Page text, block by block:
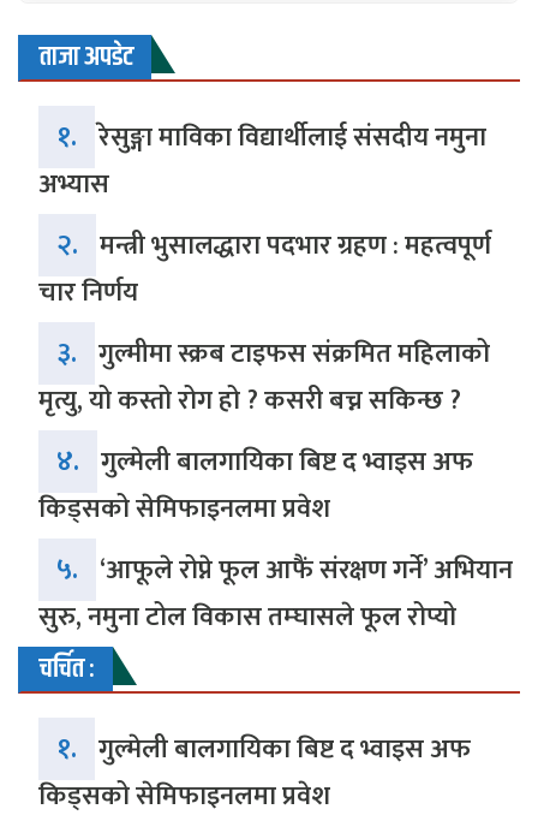
ताजा अपडेट
१. रेसुङ्गा माविका विद्यार्थीलाई संसदीय नमुना
अभ्यास
२. मन्त्री भुसालद्धारा पदभार ग्रहण : महत्वपूर्ण
चार निर्णय
३. गुल्मीमा स्क्रब टाइफस संक्रमित महिलाको
मृत्यु, यो कस्तो रोग हो ? कसरी बच्न सकिन्छ ?
४. गुल्मेली बालगायिका बिष्ट द भ्वाइस अफ
किड्सको सेमिफाइनलमा प्रवेश
५. ‘आफूले रोप्ने फूल आफैं संरक्षण गर्ने’ अभियान
सुरु, नमुना टोल विकास तम्घासले फूल रोप्यो
चर्चित :
१. गुल्मेली बालगायिका बिष्ट द भ्वाइस अफ
किड्सको सेमिफाइनलमा प्रवेश